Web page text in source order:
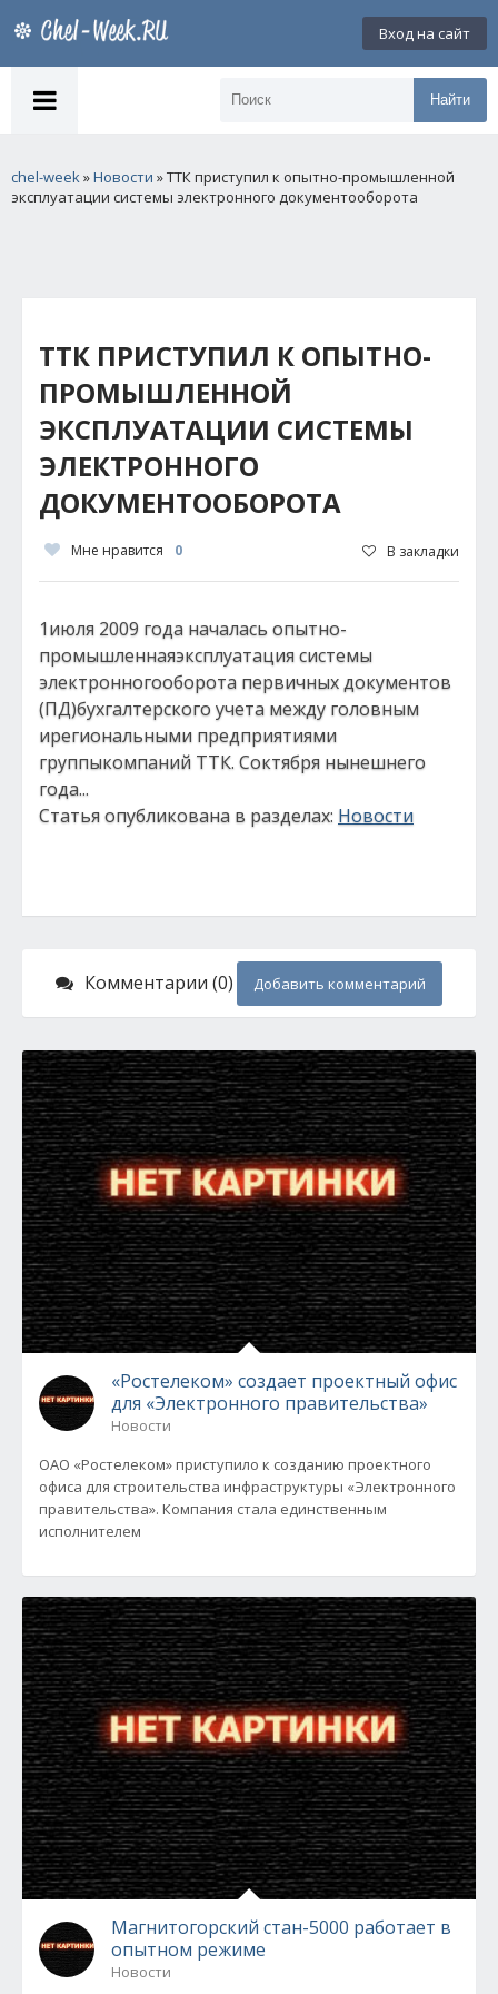
Вход на сайт
Найти
chel-week»Новости » ТТК приступил к опытно-промышленной
эксплуатации системы электронного документооборота
ТТК ПРИСТУПИЛ К ОПЫТНО-
ПРОМЫШЛЕННОЙ
ЭКСПЛУАТАЦИИ СИСТЕМЫ
ЭЛЕКТРОННОГО
ДОКУМЕНТООБОРОТА
Мне нравится 0 В закладки
1июля 2009 года началась опытно-
промышленнаяэксплуатация системы
электронногооборота первичных документов
(ПД)бухгалтерского учета между головным
ирегиональными предприятиями
группыкомпаний ТТК. Cоктября нынешнего
года...
Статья опубликована в разделах: Новости
Комментарии (0) Добавить комментарий
«Ростелеком» создает проектный офис
для «Электронного правительства»
Новости
ОАО «Ростелеком» приступило к созданию проектного
офиса для строительства инфраструктуры «Электронного
правительства». Компания стала единственным
исполнителем
Магнитогорский стан-5000 работает в
опытном режиме
Новости